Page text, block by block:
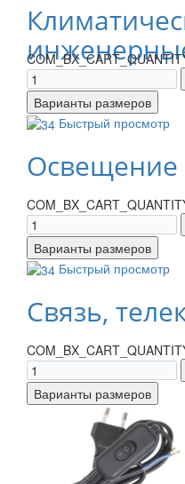
Быстрый просмотр
Освещение
Быстрый просмотр
Связь,